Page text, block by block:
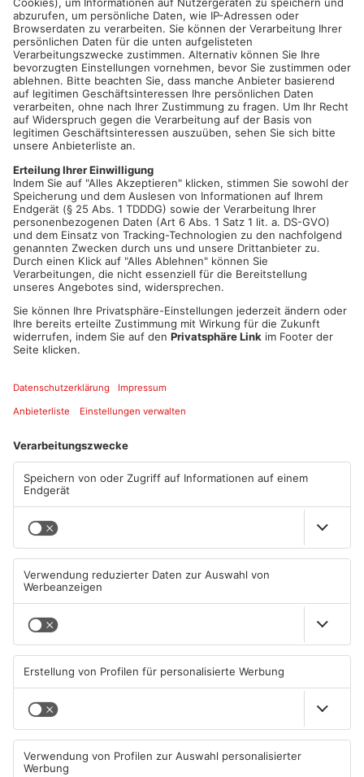
ASCHAFFENBURG.Fußball Regionalligist Viktoria
Aschaffenburg trennt sich von Lian Akkus Rodriguez. Der
offensive Mittelfeldspieler war zur Saison 2025/26 vom FC
Gießen an den Schönbusch gewechselt. In 16 Pflichtspielen
erzielte der 22-Jährige sechs Tore. Rodriguez ist damit der
fünfte Abgang der Viktoria in der Winterpause.
ANZEIGE
Mehr aus Sport
Sportergebnisse: TV
Rhein-Neckar Löwen
08.08.2026, 09:13 UHR IN SPORT
Aschaffenburg verliert
gegen TSV-Aubstadt